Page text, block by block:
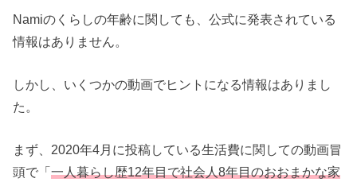
Namiのくらしの年齢に関しても、公式に発表されている
情報はありません。
しかし、いくつかの動画でヒントになる情報はありまし
た。
まず、2020年4月に投稿している生活費に関しての動画冒
頭で「一人暮らし歴12年目で社会人8年目のおおまかな家